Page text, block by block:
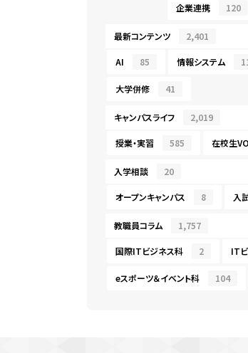
企業連携 120
最新コンテンツ 2,401
AI 85 情報システム
大学併修 41
キャンパスライフ 2,019
授業・実習 585 在校生
入学相談 20
オープンキャンパス 8 入
教職員コラム 1,757
国際ITビジネス科 2 IT
eスポーツ＆イベント科 104